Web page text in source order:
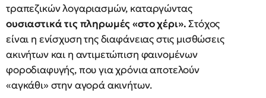
τραπεζικών λογαριασμών, καταργώντας
ουσιαστικά τις πληρωμές «στο χέρι».Στόχος
είναι η ενίσχυση της διαφάνειας στις μισθώσεις
ακινήτων και η αντιμετώπιση φαινομένων
φοροδιαφυγής, που για χρόνια αποτελούν
«αγκάθι» στην αγορά ακινήτων.